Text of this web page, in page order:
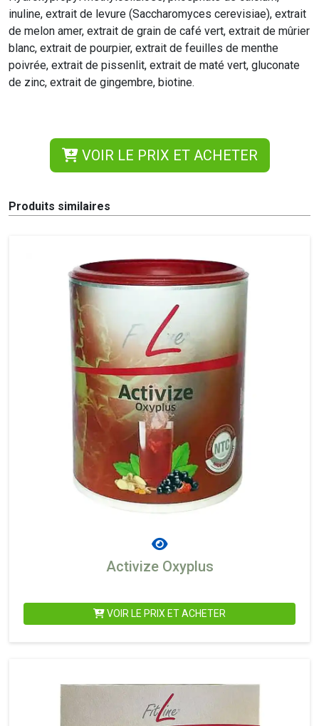
inuline, extrait de levure (Saccharomyces cerevisiae), extrait
de melon amer, extrait de grain de café vert, extrait de mûrier
blanc, extrait de pourpier, extrait de feuilles de menthe
poivrée, extrait de pissenlit, extrait de maté vert, gluconate
de zinc, extrait de gingembre, biotine.
VOIR LE PRIX ET ACHETER
Produits similaires
Activize Oxyplus
VOIR LE PRIX ET ACHETER